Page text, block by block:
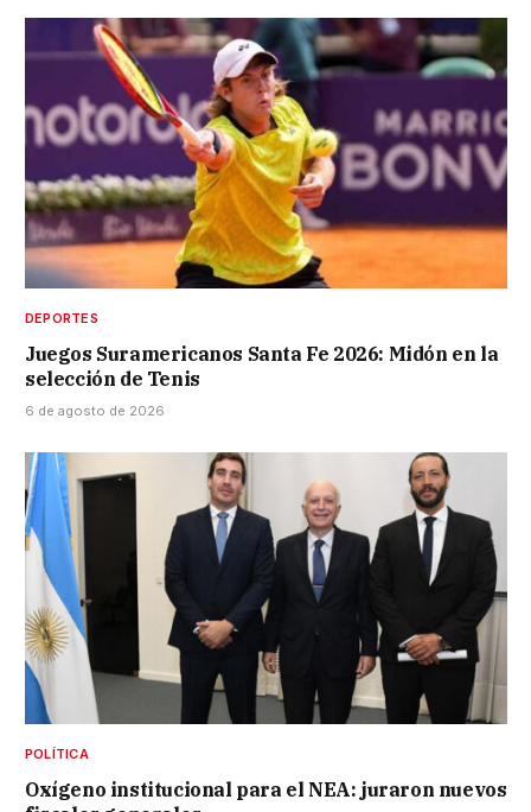
DEPORTES
Juegos Suramericanos Santa Fe 2026: Midón en la
selección de Tenis
6 de agosto de 2026
POLÍTICA
Oxígeno institucional para el NEA: juraron nuevos